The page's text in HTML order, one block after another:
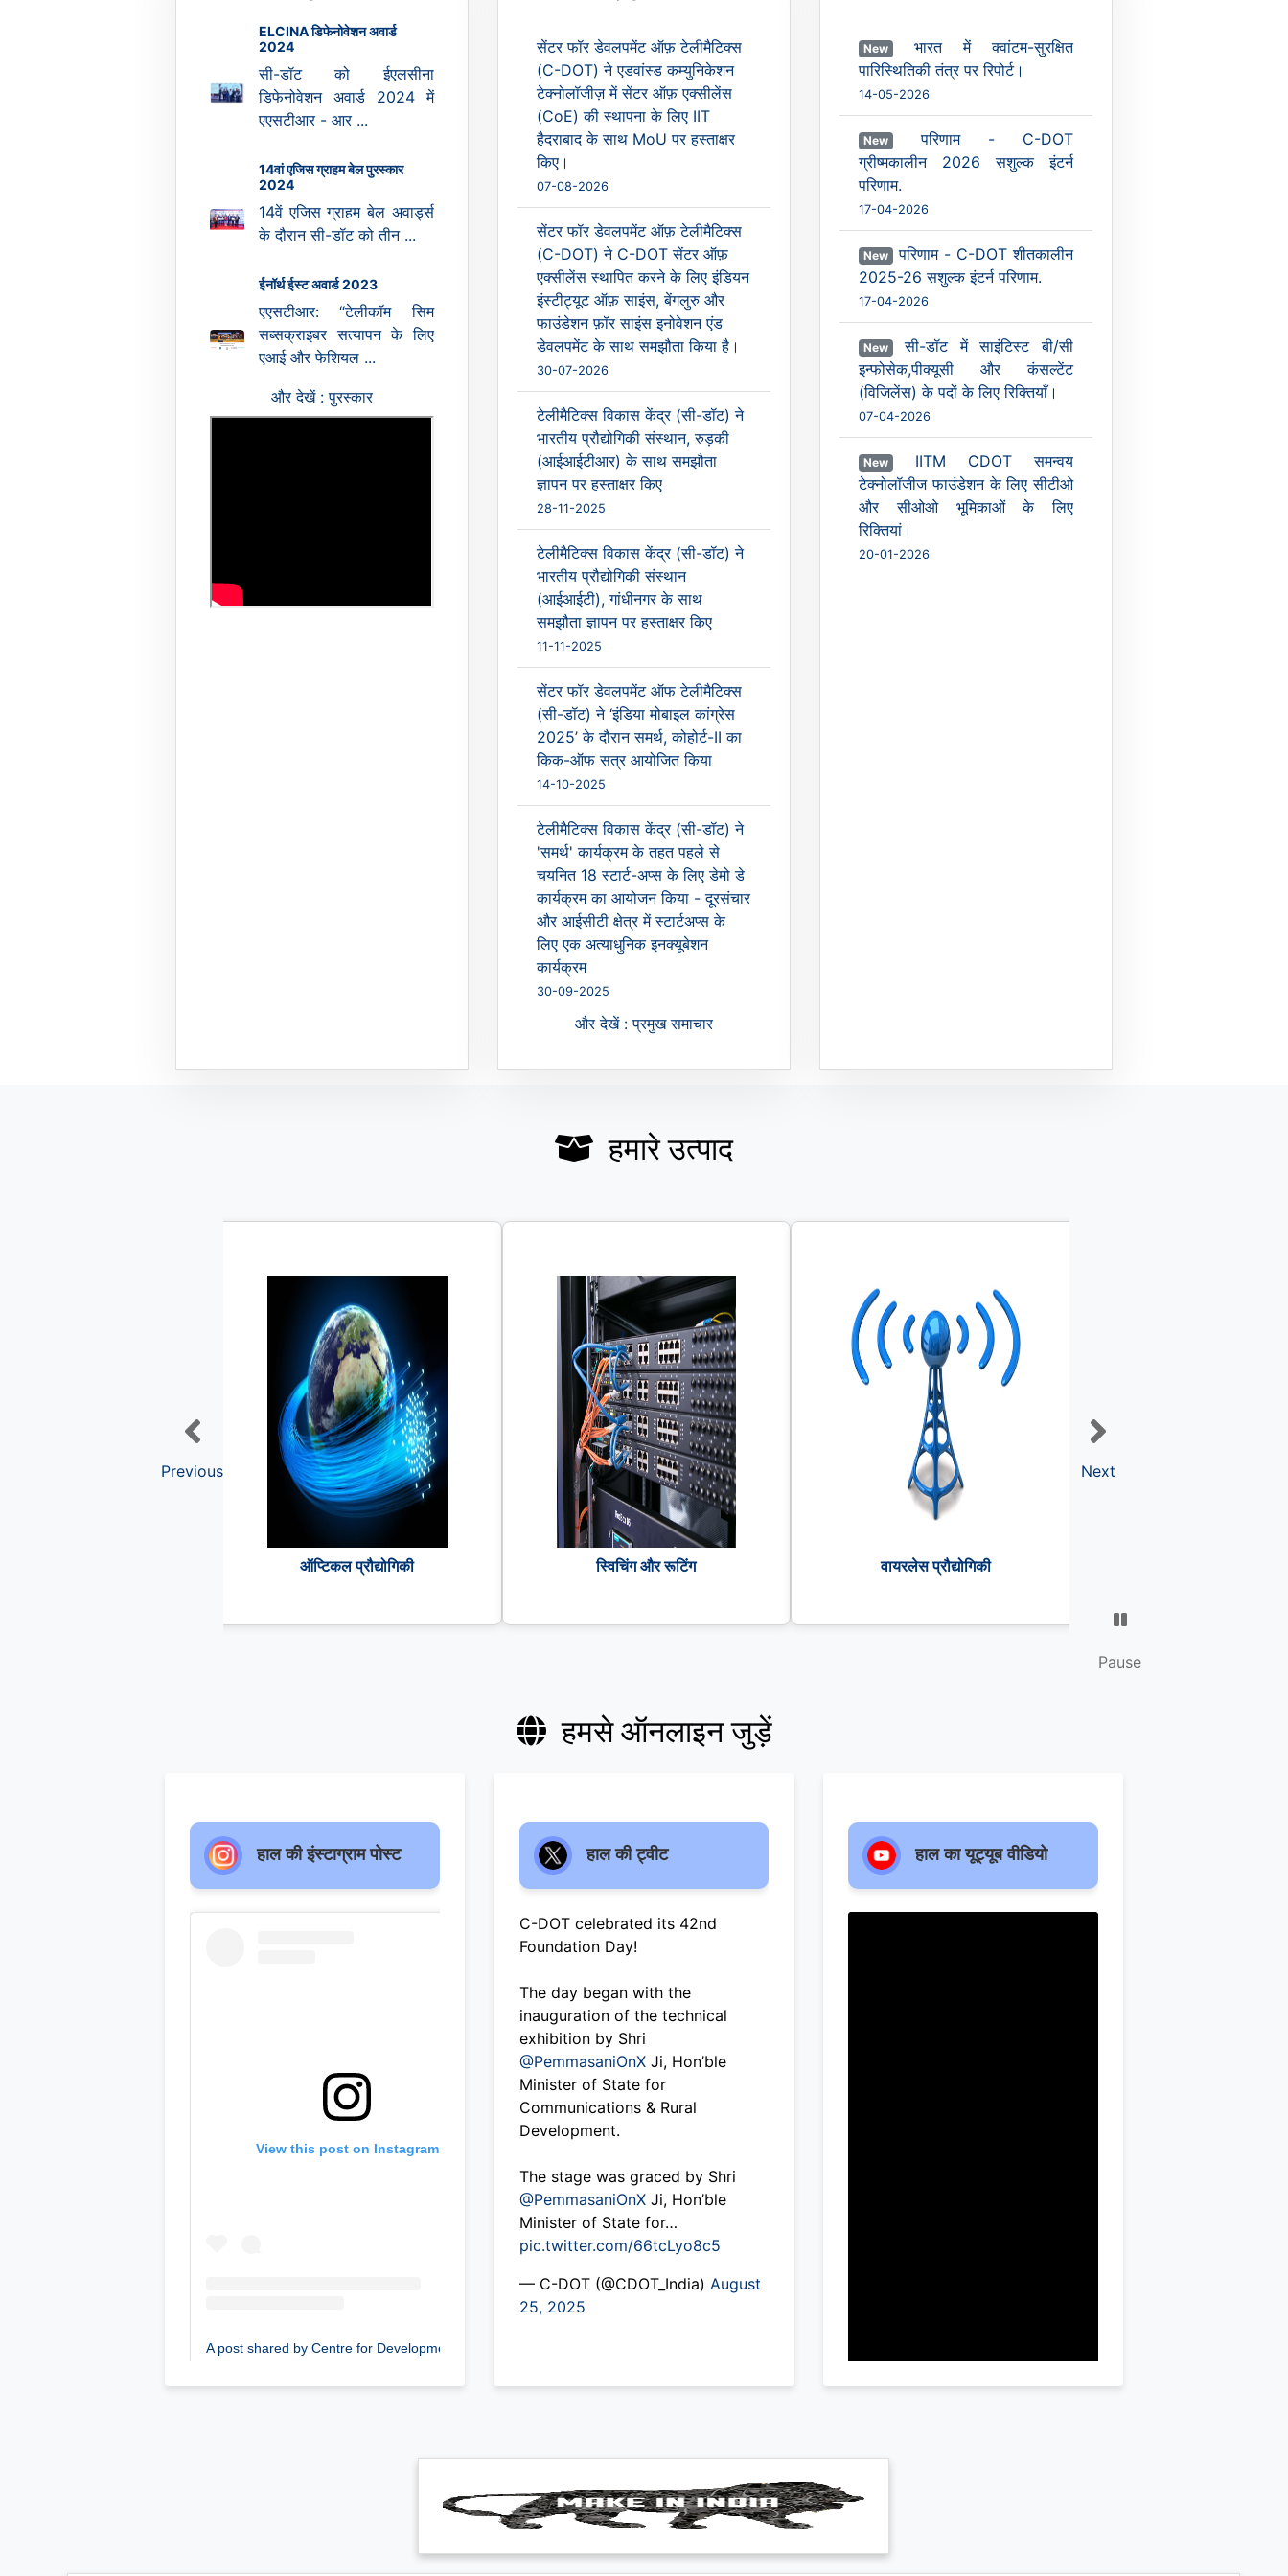
ELCINA डिफेनोवेशन अवार्ड
2024
सी-डॉट को ईएलसीना
डिफेनोवेशन अवार्ड 2024 में
एएसटीआर - आर ...
14वां एजिस ग्राहम बेल पुरस्कार
2024
14वें एजिस ग्राहम बेल अवार्ड्स
के दौरान सी-डॉट को तीन ...
ईनॉर्थ ईस्ट अवार्ड 2023
एएसटीआर: “टेलीकॉम सिम
सब्सक्राइबर सत्यापन के लिए
एआई और फेशियल ...
और देखें : पुरस्कार
सेंटर फॉर डेवलपमेंट ऑफ़ टेलीमैटिक्स
(C-DOT) ने एडवांस्ड कम्युनिकेशन
टेक्नोलॉजीज़ में सेंटर ऑफ़ एक्सीलेंस
(CoE) की स्थापना के लिए IIT
हैदराबाद के साथ MoU पर हस्ताक्षर
किए।
07-08-2026
सेंटर फॉर डेवलपमेंट ऑफ़ टेलीमैटिक्स
(C-DOT) ने C-DOT सेंटर ऑफ़
एक्सीलेंस स्थापित करने के लिए इंडियन
इंस्टीट्यूट ऑफ़ साइंस, बेंगलुरु और
फाउंडेशन फ़ॉर साइंस इनोवेशन एंड
डेवलपमेंट के साथ समझौता किया है।
30-07-2026
टेलीमैटिक्स विकास केंद्र (सी-डॉट) ने
भारतीय प्रौद्योगिकी संस्थान, रुड़की
(आईआईटीआर) के साथ समझौता
ज्ञापन पर हस्ताक्षर किए
28-11-2025
टेलीमैटिक्स विकास केंद्र (सी-डॉट) ने
भारतीय प्रौद्योगिकी संस्थान
(आईआईटी), गांधीनगर के साथ
समझौता ज्ञापन पर हस्ताक्षर किए
11-11-2025
सेंटर फॉर डेवलपमेंट ऑफ टेलीमैटिक्स
(सी-डॉट) ने ‘इंडिया मोबाइल कांग्रेस
2025’ के दौरान समर्थ, कोहोर्ट-II का
किक-ऑफ सत्र आयोजित किया
14-10-2025
टेलीमैटिक्स विकास केंद्र (सी-डॉट) ने
'समर्थ' कार्यक्रम के तहत पहले से
चयनित 18 स्टार्ट-अप्स के लिए डेमो डे
कार्यक्रम का आयोजन किया - दूरसंचार
और आईसीटी क्षेत्र में स्टार्टअप्स के
लिए एक अत्याधुनिक इनक्यूबेशन
कार्यक्रम
30-09-2025
और देखें : प्रमुख समाचार
New भारत में क्वांटम-सुरक्षित
पारिस्थितिकी तंत्र पर रिपोर्ट।
14-05-2026
New परिणाम - C-DOT
ग्रीष्मकालीन 2026 सशुल्क इंटर्न
परिणाम.
17-04-2026
New परिणाम - C-DOT शीतकालीन
2025-26 सशुल्क इंटर्न परिणाम.
17-04-2026
New सी-डॉट में साइंटिस्ट बी/सी
इन्फोसेक,पीक्यूसी और कंसल्टेंट
(विजिलेंस) के पदों के लिए रिक्तियाँ।
07-04-2026
New IITM CDOT समन्वय
टेक्नोलॉजीज फाउंडेशन के लिए सीटीओ
और सीओओ भूमिकाओं के लिए
रिक्तियां।
20-01-2026
हमारे उत्पाद
Previous
ऑप्टिकल प्रौद्योगिकी स्विचिंग और रूटिंग वायरलेस प्रौद्योगिकी
Next
Pause
हमसे ऑनलाइन जुड़ें
हाल की इंस्टाग्राम पोस्ट
View this post on Instagram
हाल की ट्वीट
C-DOT celebrated its 42nd
Foundation Day!
The day began with the
inauguration of the technical
exhibition by Shri
@PemmasaniOnXJi, Hon’ble
Minister of State for
Communications & Rural
Development.
The stage was graced by Shri
@PemmasaniOnXJi, Hon’ble
Minister of State for…
pic.twitter.com/66tcLyo8c5
— C-DOT (@CDOT_India) August
25, 2025
हाल का यूट्यूब वीडियो